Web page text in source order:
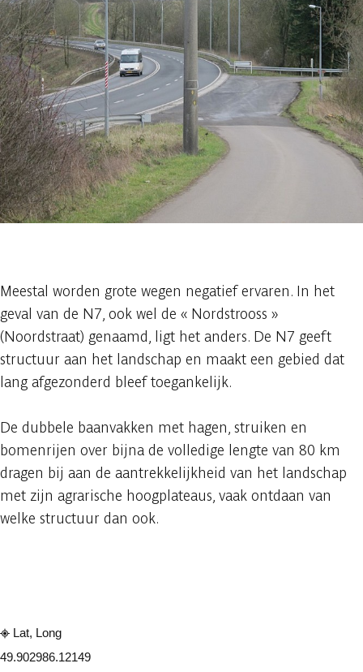
Meestal worden grote wegen negatief ervaren. In het
geval van de N7, ook wel de « Nordstrooss »
(Noordstraat) genaamd, ligt het anders. De N7 geeft
structuur aan het landschap en maakt een gebied dat
lang afgezonderd bleef toegankelijk.
De dubbele baanvakken met hagen, struiken en
bomenrijen over bijna de volledige lengte van 80 km
dragen bij aan de aantrekkelijkheid van het landschap
met zijn agrarische hoogplateaus, vaak ontdaan van
welke structuur dan ook.
Lat, Long
49.902986.12149